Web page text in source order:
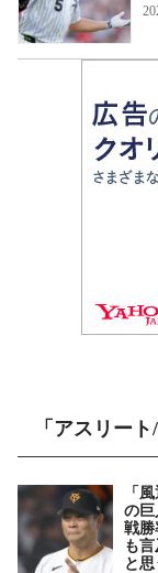
「アスリー
「
の
戦
も
と思